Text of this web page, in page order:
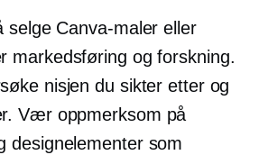
selge Canva-maler eller
markedsføring og forskning.
nisjen du sikter etter og
Vær oppmerksom på
designelementer som